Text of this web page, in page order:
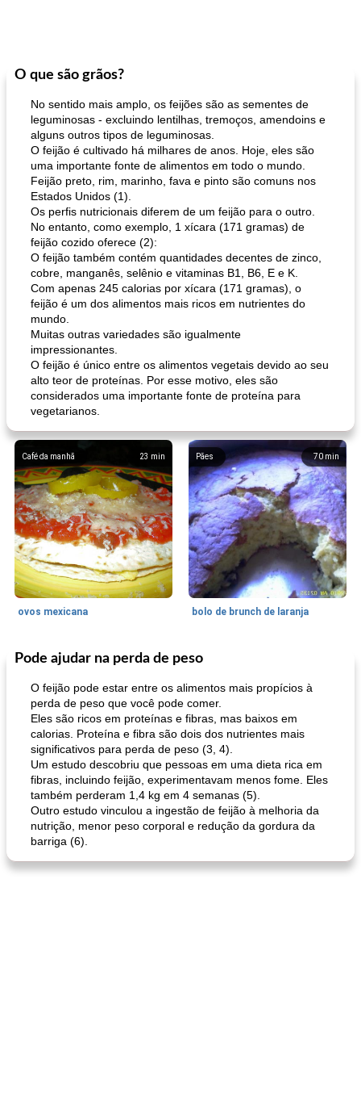
O que são grãos?
No sentido mais amplo, os feijões são as sementes de
leguminosas - excluindo lentilhas, tremoços, amendoins e
alguns outros tipos de leguminosas.
O feijão é cultivado há milhares de anos. Hoje, eles são
uma importante fonte de alimentos em todo o mundo.
Feijão preto, rim, marinho, fava e pinto são comuns nos
Estados Unidos (1).
Os perfis nutricionais diferem de um feijão para o outro.
No entanto, como exemplo, 1 xícara (171 gramas) de
feijão cozido oferece (2):
O feijão também contém quantidades decentes de zinco,
cobre, manganês, selênio e vitaminas B1, B6, E e K.
Com apenas 245 calorias por xícara (171 gramas), o
feijão é um dos alimentos mais ricos em nutrientes do
mundo.
Muitas outras variedades são igualmente
impressionantes.
O feijão é único entre os alimentos vegetais devido ao seu
alto teor de proteínas. Por esse motivo, eles são
considerados uma importante fonte de proteína para
vegetarianos.
23 min
Café da manhã
ovos mexicana
70 min
Pães
bolo de brunch de laranja
130min
Pães De Fermento
pão plano (out)
Vegetal
Pode ajudar na perda de peso
O feijão pode estar entre os alimentos mais propícios à
perda de peso que você pode comer.
Eles são ricos em proteínas e fibras, mas baixos em
calorias. Proteína e fibra são dois dos nutrientes mais
significativos para perda de peso (3, 4).
Um estudo descobriu que pessoas em uma dieta rica em
fibras, incluindo feijão, experimentavam menos fome. Eles
também perderam 1,4 kg em 4 semanas (5).
Outro estudo vinculou a ingestão de feijão à melhoria da
nutrição, menor peso corporal e redução da gordura da
barriga (6).